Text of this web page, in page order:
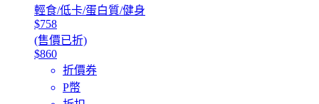
輕食/低卡/蛋白質/健身
$758
(售價已折)
$860
折價券
P幣